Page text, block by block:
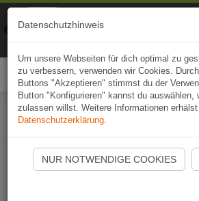
Naviki App jetzt
Datenschutzhinweis
Um unsere Webseiten für dich optimal zu
zu verbessern, verwenden wir Cookies.
Buttons "Akzeptieren" stimmst du der
Button "Konfigurieren" kannst du auswählen,
zulassen willst. Weitere Informationen
Datenschutzerklärung.
NUR NOTWENDIGE COOKIES
Naviki